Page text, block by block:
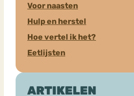
Voor naasten
Hulp en herstel
Hoe vertel ik het?
Eetlijsten
ARTIKELEN